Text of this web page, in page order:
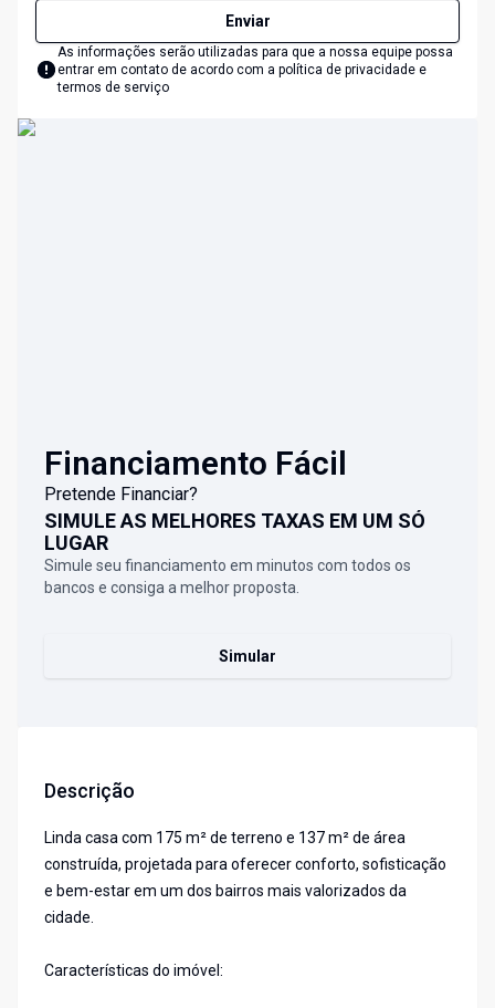
Enviar
As informações serão utilizadas para que a nossa equipe possa
entrar em contato de acordo com a política de privacidade e
termos de serviço
Financiamento Fácil
Pretende Financiar?
SIMULE AS MELHORES TAXAS EM UM SÓ
LUGAR
Simule seu financiamento em minutos com todos os
bancos e consiga a melhor proposta.
Simular
Descrição
Linda casa com 175 m² de terreno e 137 m² de área
construída, projetada para oferecer conforto, sofisticação
e bem-estar em um dos bairros mais valorizados da
cidade.
Características do imóvel: